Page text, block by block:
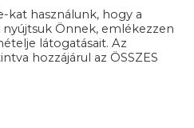
használunk, hogy a
Önnek, emlékezzen
látogatásait. Az
hozzájárul az ÖSSZES